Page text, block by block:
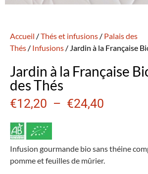
Accueil /Thés et infusions / Palais des
Thés / Infusions / Jardin à la Française
Jardin à la Française
des Thés
€12,20 – €24,40
Infusion gourmande bio sans théine
pomme et feuilles de mûrier.